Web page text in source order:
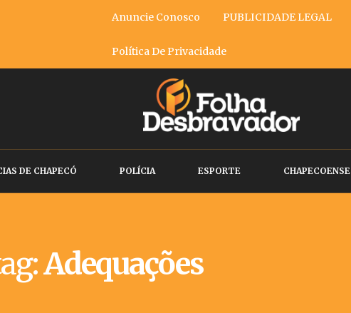
Anuncie Conosco PUBLICIDADE LEGAL
Política De Privacidade
DE CHAPECÓ POLÍCIA ESPORTE CHAPECOENSE
Adequações